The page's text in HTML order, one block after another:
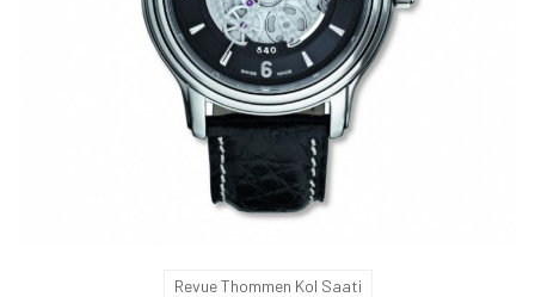
Revue Thommen Kol Saati